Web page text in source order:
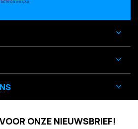
ONZE NIEUWSBRIEF!